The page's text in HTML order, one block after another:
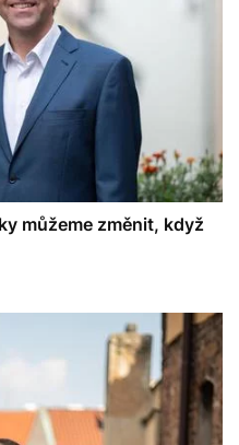
můžeme změnit, když